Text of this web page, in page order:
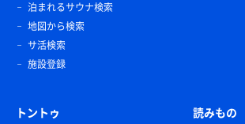
泊まれるサウナ検索
地図から検索
サ活検索
施設登録
トントゥ 読みもの